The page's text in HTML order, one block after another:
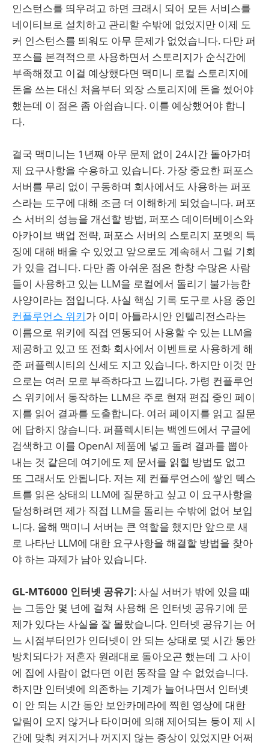
인스턴스를 띄우려고 하면 크래시 되어 모든 서비스를
네이티브로 설치하고 관리할 수밖에 없었지만 이제 도
커 인스턴스를 띄워도 아무 문제가 없었습니다. 다만 퍼
포스를 본격적으로 사용하면서 스토리지가 순식간에
부족해졌고 이걸 예상했다면 맥미니 로컬 스토리지에
돈을 쓰는 대신 처음부터 외장 스토리지에 돈을 썼어야
했는데 이 점은 좀 아쉽습니다. 이를 예상했어야 합니
다.
결국 맥미니는 1년째 아무 문제 없이 24시간 돌아가며
제 요구사항을 수용하고 있습니다. 가장 중요한 퍼포스
서버를 무리 없이 구동하며 회사에서도 사용하는 퍼포
스라는 도구에 대해 조금 더 이해하게 되었습니다. 퍼포
스 서버의 성능을 개선할 방법, 퍼포스 데이터베이스와
아카이브 백업 전략, 퍼포스 서버의 스토리지 포멧의 특
징에 대해 배울 수 있었고 앞으로도 계속해서 그럴 기회
가 있을 겁니다. 다만 좀 아쉬운 점은 한창 수많은 사람
들이 사용하고 있는 LLM을 로컬에서 돌리기 불가능한
사양이라는 점입니다. 사실 핵심 기록 도구로 사용 중인
컨플루언스 위키가 이미 아틀라시안 인텔리전스라는
이름으로 위키에 직접 연동되어 사용할 수 있는 LLM을
제공하고 있고 또 전화 회사에서 이벤트로 사용하게 해
준 퍼플렉시티의 신세도 지고 있습니다. 하지만 이것 만
으로는 여러 모로 부족하다고 느낍니다. 가령 컨플루언
스 위키에서 동작하는 LLM은 주로 현재 편집 중인 페이
지를 읽어 결과를 도출합니다. 여러 페이지를 읽고 질문
에 답하지 않습니다. 퍼플렉시티는 백엔드에서 구글에
검색하고 이를 OpenAI 제품에 넣고 돌려 결과를 뽑아
내는 것 같은데 여기에도 제 문서를 읽힐 방법도 없고
또 그래서도 안됩니다. 저는 제 컨플루언스에 쌓인 텍스
트를 읽은 상태의 LLM에 질문하고 싶고 이 요구사항을
달성하려면 제가 직접 LLM을 돌리는 수밖에 없어 보입
니다. 올해 맥미니 서버는 큰 역할을 했지만 앞으로 새
로 나타난 LLM에 대한 요구사항을 해결할 방법을 찾아
야 하는 과제가 남아 있습니다.
GL-MT6000 인터넷 공유기: 사실 서버가 밖에 있을 때
는 그동안 몇 년에 걸쳐 사용해 온 인터넷 공유기에 문
제가 있다는 사실을 잘 몰랐습니다. 인터넷 공유기는 어
느 시점부터인가 인터넷이 안 되는 상태로 몇 시간 동안
방치되다가 저혼자 원래대로 돌아오곤 했는데 그 사이
에 집에 사람이 없다면 이런 동작을 알 수 없었습니다.
하지만 인터넷에 의존하는 기계가 늘어나면서 인터넷
이 안 되는 시간 동안 보안카메라에 찍힌 영상에 대한
알림이 오지 않거나 타이머에 의해 제어되는 등이 제 시
간에 맞춰 켜지거나 꺼지지 않는 증상이 있었지만 어쩌